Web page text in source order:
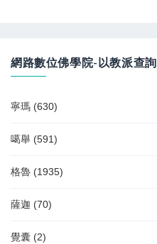
網路數位佛學院-以教派查詢
寧瑪 (630)
噶舉 (591)
格魯 (1935)
薩迦 (70)
覺囊 (2)